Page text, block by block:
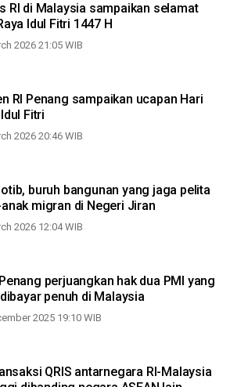
RI di Malaysia sampaikan selamat
Idul Fitri 1447 H
2026 21:05 WIB
RI Penang sampaikan ucapan Hari
Fitri
2026 20:46 WIB
buruh bangunan yang jaga pelita
migran di Negeri Jiran
2026 12:04 WIB
perjuangkan hak dua PMI yang
penuh di Malaysia
2025 19:10 WIB
QRIS antarnegara RI-Malaysia